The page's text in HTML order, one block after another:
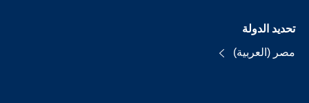
تحديد الدولة
مصر (العربية)